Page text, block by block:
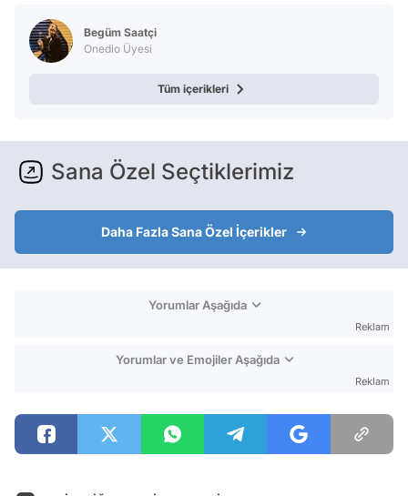
Begüm Saatçi
Onedio Üyesi
Tüm içerikleri
Sana Özel Seçtiklerimiz
Daha Fazla Sana Özel İçerikler
Yorumlar Aşağıda
Reklam
Yorumlar ve Emojiler Aşağıda
Reklam